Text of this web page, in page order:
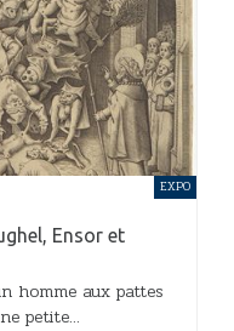
Ensor et
homme aux pattes
petite...
EXPO